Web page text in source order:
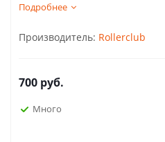
Подробнее
Производитель: Rollerclub
700 руб.
Много